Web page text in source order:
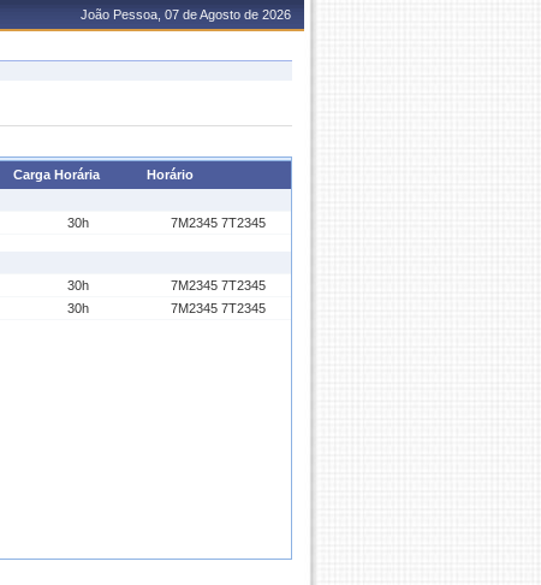
João Pessoa, 07 de Agosto de 2026
Carga Horária
Horário
30h 7M2345 7T2345
30h
7M2345 7T2345
30h 7M2345 7T2345